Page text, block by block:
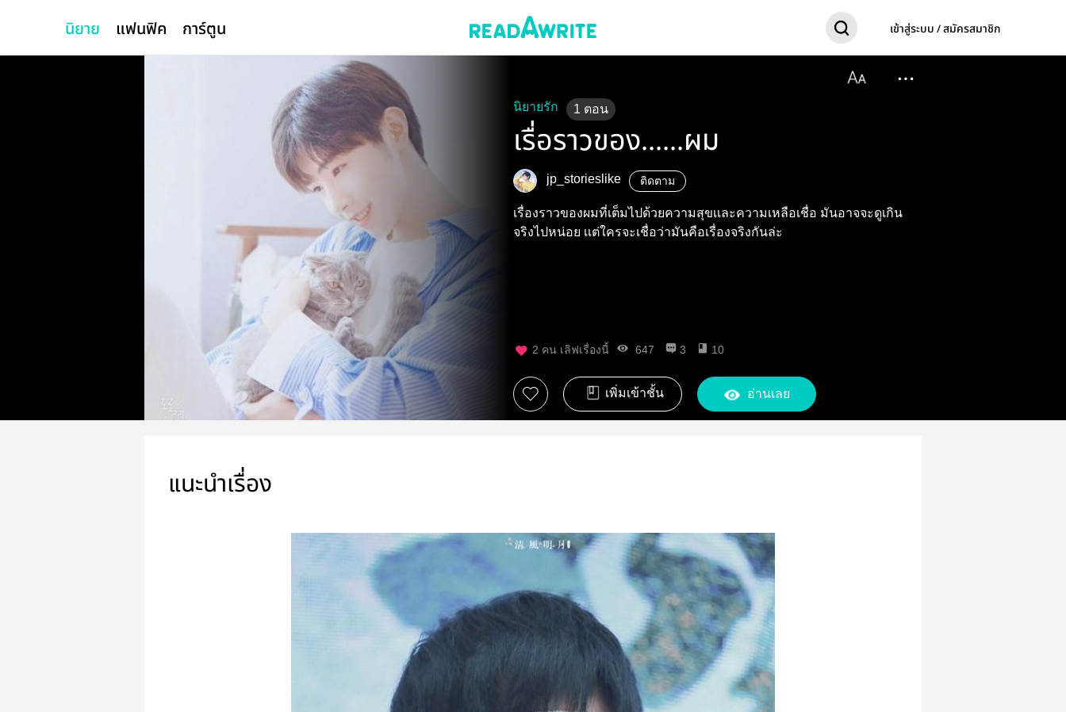
นิยาย แฟนฟิค การ์ตูน เข้าสู่ระบบ / สมัครสมาชิก
นิยายรัก 1 ตอน
เรื่อราวของ......ผม
jp_storieslike ติดตาม
เรื่องราวของผมที่เต็มไปด้วยความสุขเเละความเหลือเชื่อ มันอาจจะดูเกิน
จริงไปหน่อย เเต่ใครจะเชื่อว่ามันคือเรื่องจริงกันล่ะ
2 คน เลิฟเรื่องนี้ 647 3 10
เพิ่มเข้าชั้น อ่านเลย
แนะนำเรื่อง